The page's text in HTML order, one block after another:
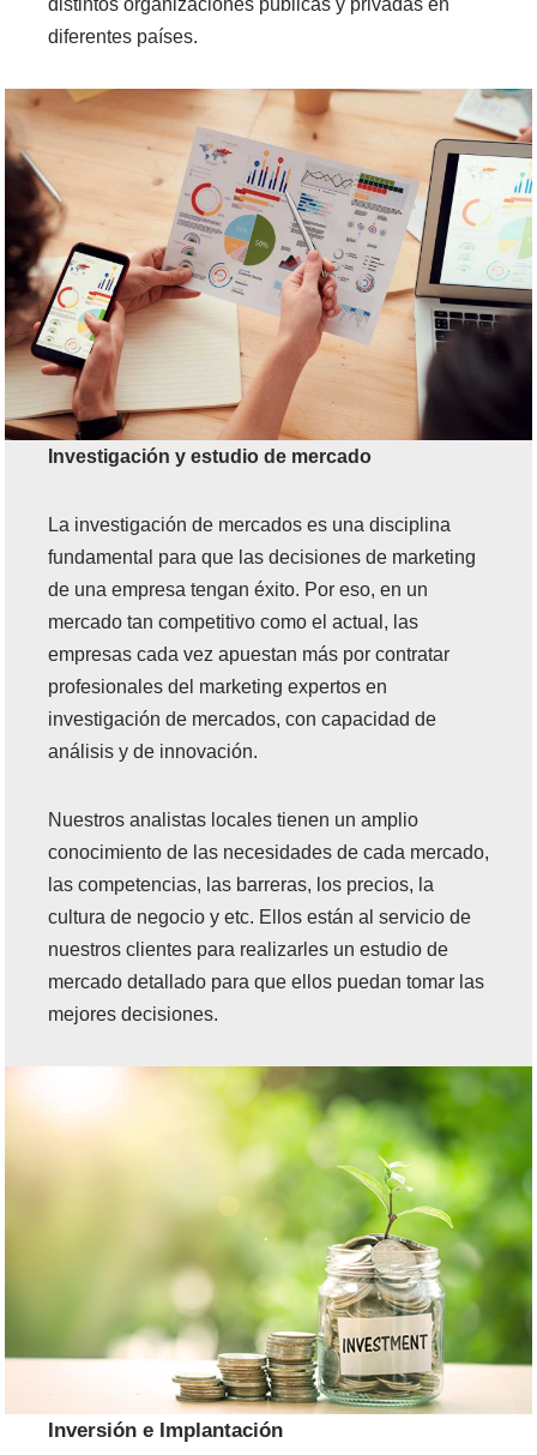
distintos organizaciones públicas y privadas en
diferentes países.
Investigación y estudio de mercado
La investigación de mercados es una disciplina
fundamental para que las decisiones de marketing
de una empresa tengan éxito. Por eso, en un
mercado tan competitivo como el actual, las
empresas cada vez apuestan más por contratar
profesionales del marketing expertos en
investigación de mercados, con capacidad de
análisis y de innovación.
Nuestros analistas locales tienen un amplio
conocimiento de las necesidades de cada mercado,
las competencias, las barreras, los precios, la
cultura de negocio y etc. Ellos están al servicio de
nuestros clientes para realizarles un estudio de
mercado detallado para que ellos puedan tomar las
mejores decisiones.
Inversión e Implantación